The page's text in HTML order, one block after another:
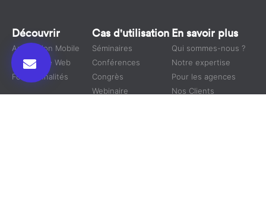
Découvrir
Application Mobile
Plateforme Web
Fonctionnalités
Cas d'utilisation
Séminaires
Conférences
Congrès
Webinaire
En savoir plus
Qui sommes-nous ?
Notre expertise
Pour les agences
Nos Clients